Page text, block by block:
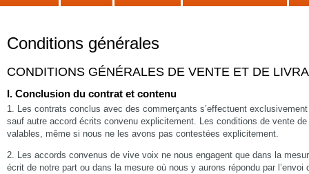
d'accueil
Conditions générales
CONDITIONS GÉNÉRALES DE VENTE ET DE
I. Conclusion du contrat et contenu
1. Les contrats conclus avec des commerçants s’effectuent
sauf autre accord écrits convenu explicitement. Les conditions de vente
valables, même si nous ne les avons pas contestées explicitement.
2. Les accords convenus de vive voix ne nous engagent que dans la
écrit de notre part ou dans la mesure où nous y aurons répondu par l’envoi